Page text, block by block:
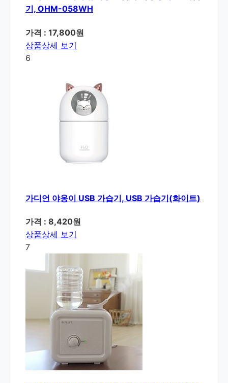
기, OHM-058WH
가격 : 17,800원
상품상세 보기
6
가디언 야옹이 USB 가습기, USB 가습기(화이트)
가격 : 8,420원
상품상세 보기
7